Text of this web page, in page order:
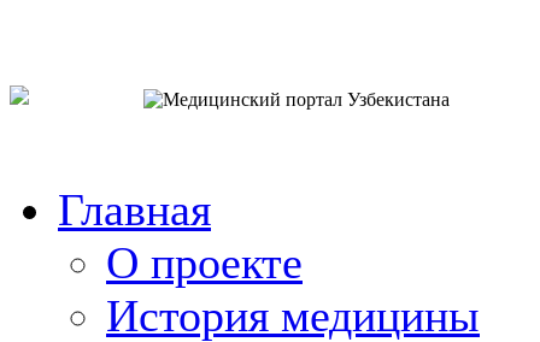
Главная
О проекте
История медицины